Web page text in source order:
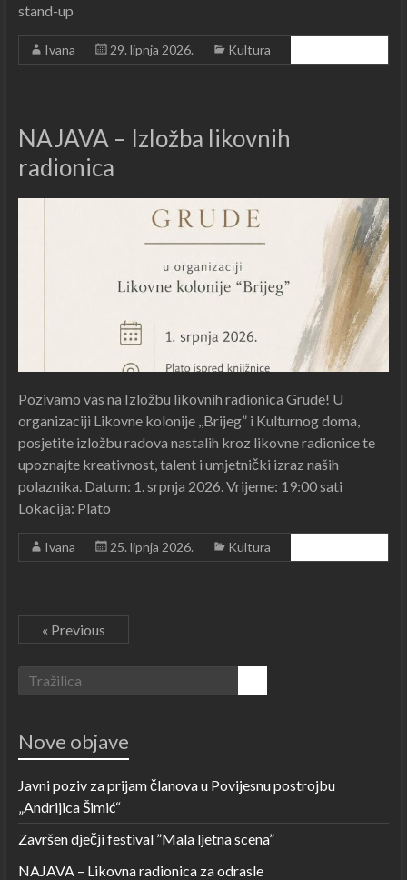
stand-up
Ivana 29. lipnja 2026. Kultura
NAJAVA – Izložba likovnih
radionica
Pozivamo vas na Izložbu likovnih radionica Grude! U
organizaciji Likovne kolonije ,,Brijeg” i Kulturnog doma,
posjetite izložbu radova nastalih kroz likovne radionice te
upoznajte kreativnost, talent i umjetnički izraz naših
polaznika. Datum: 1. srpnja 2026. Vrijeme: 19:00 sati
Lokacija: Plato
Ivana 25. lipnja 2026. Kultura
« Previous
Nove objave
Javni poziv za prijam članova u Povijesnu postrojbu
„Andrijica Šimić“
Završen dječji festival ”Mala ljetna scena”
NAJAVA – Likovna radionica za odrasle